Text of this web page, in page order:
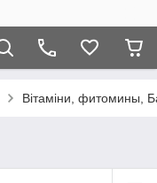
Вітаміни, фитомины,